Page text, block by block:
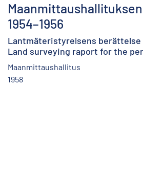
1954–1956
Lantmäteristyrelsens berättelse
Land surveying raport for the
Maanmittaushallitus
1958